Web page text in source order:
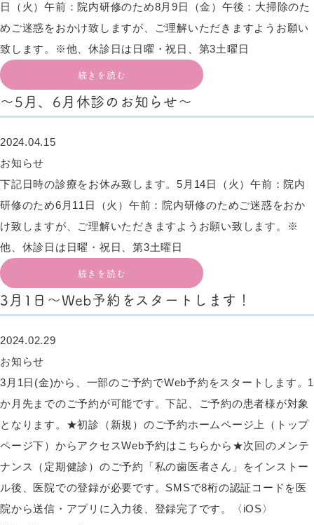
日（火）午前：院内研修のため8月9日（金）午後：大掃除のた
めご迷惑をおかけ致しますが、ご理解いただきますようお願い
致します。※他、休診日は日曜・祝日、第3土曜日
続きを読む
～5月、6月休診のお知らせ～
2024.04.15
お知らせ
下記日時の診療をお休み致します。5月14日（火）午前：院内
研修のため6月11日（火）午前：院内研修のためご迷惑をおか
け致しますが、ご理解いただきますようお願い致します。※
他、休診日は日曜・祝日、第3土曜日
続きを読む
3月1日～Web予約をスタートします！
2024.02.29
お知らせ
3月1日(金)から、一部のご予約でWeb予約をスタートします。1
か月先までのご予約が可能です。下記、ご予約の患者様が対象
となります。★初診（新規）のご予約ホームページ上（トップ
ページ下）からアクセスWeb予約はこちらから★次回のメンテ
ナンス（定期健診）のご予約「私の歯医者さん」をインストー
ル後、医院での登録が必要です。SMSで8桁の認証コードを医
院から送信・アプリに入力後、登録完了です。〈iOS〉